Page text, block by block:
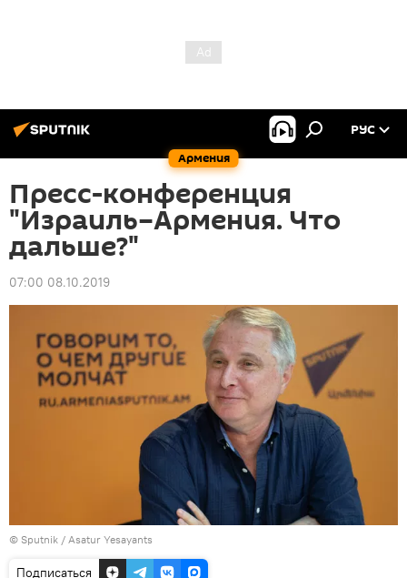
Армения
РУС
Пресс-конференция
"Израиль–Армения. Что
дальше?"
07:00 08.10.2019
© Sputnik / Asatur Yesayants
Подписаться